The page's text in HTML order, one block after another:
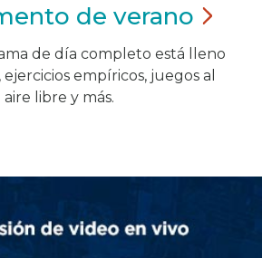
de verano
de día completo está lleno
empíricos, juegos al
aire libre y más.